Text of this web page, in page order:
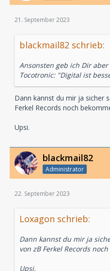
21. September 2023
blackmail82 schrieb:
Ansonsten geb ich Dir
Tocotronic: "Digital ist
Dann kannst du mir ja sicher
Ferkel Records noch
Upsi.
blackmail82
Administrator
22. September 2023
Loxagon schrieb:
Dann kannst du mir ja
von zB Ferkel Records
Upsi.